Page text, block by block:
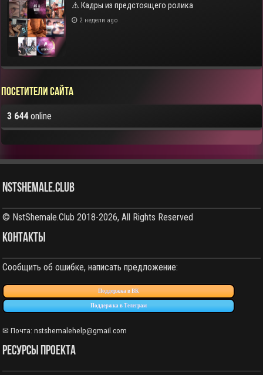
⚠️ Кадры из предстоящего ролика
2 недели ago
Посетители сайта
3 644online
NstShemale.Club
© NstShemale.Club 2018-2026, All Rights Reserved
КОНТАКТЫ
Сообщить об ошибке, написать предложение:
Поддержка в ВК
Поддержка в Телеграм
✉ Почта: nstshemalehelp@gmail.com
РЕСУРСЫ ПРОЕКТА